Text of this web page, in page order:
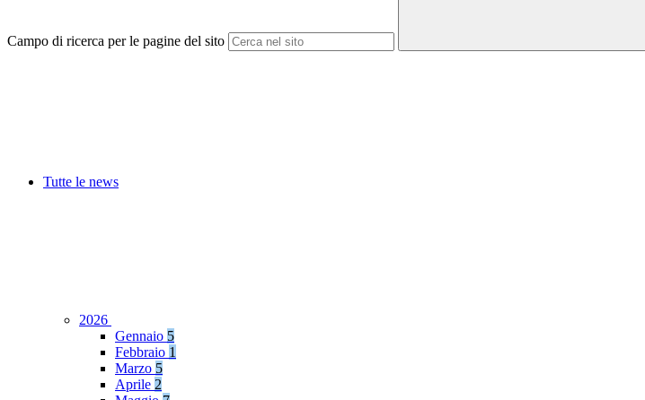
Campo di ricerca per le pagine del sito
Tutte le news
2026
Gennaio 5
Febbraio 1
Marzo 5
Aprile 2